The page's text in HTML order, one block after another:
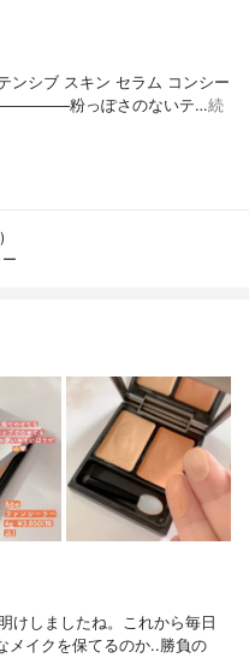
シブ スキン セラム コンシー
粉っぽさのないテ…続
けしましたね。これから毎日
メイクを保てるのか..勝負の